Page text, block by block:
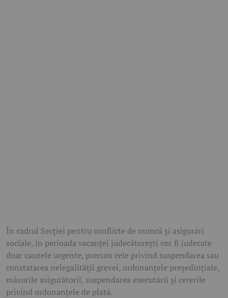
În cadrul Secției pentru conflicte de muncă și asigurări
sociale, în perioada vacanței judecătorești vor fi judecate
doar cauzele urgente, precum cele privind suspendarea sau
constatarea nelegalității grevei, ordonanțele președințiale,
măsurile asigurătorii, suspendarea executării și cererile
privind ordonanțele de plată.